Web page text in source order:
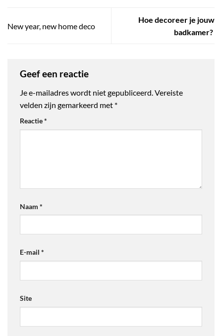
New year, new home deco
Hoe decoreer je jouw
badkamer?
Geef een reactie
Je e-mailadres wordt niet gepubliceerd.Vereiste
velden zijn gemarkeerd met *
Reactie*
Naam *
E-mail *
Site